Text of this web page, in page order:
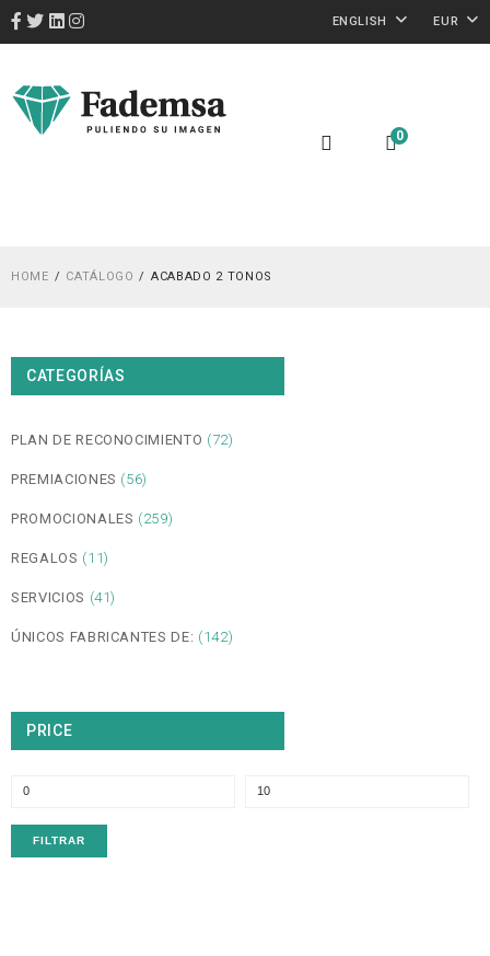
ENGLISH EUR
0
HOME CATÁLOGO ACABADO 2 TONOS
CATEGORÍAS
PLAN DE RECONOCIMIENTO (72)
PREMIACIONES (56)
PROMOCIONALES (259)
REGALOS (11)
SERVICIOS (41)
ÚNICOS FABRICANTES DE: (142)
PRICE
FILTRAR